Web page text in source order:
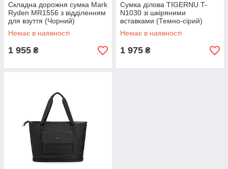
Складна дорожня сумка Mark
Ryden MR1556 з відділенням
для взуття (Чорний)
Немає в наявності
1 955 ₴
Сумка ділова TIGERNU T-
N1030 зі шкіряними
вставками (Темно-сірий)
Немає в наявності
1 975 ₴